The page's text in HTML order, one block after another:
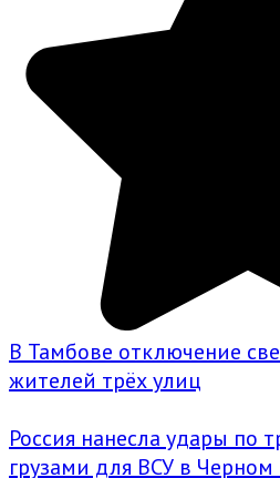
В Тамбове отключение
жителей трёх улиц
Россия нанесла удары по
грузами для ВСУ в